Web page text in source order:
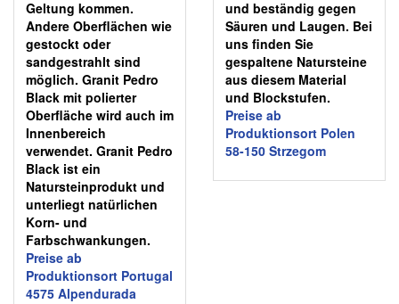
Geltung kommen.
Andere Oberflächen wie
gestockt oder
sandgestrahlt sind
möglich. Granit Pedro
Black mit polierter
Oberfläche wird auch im
Innenbereich
verwendet. Granit Pedro
Black ist ein
Natursteinprodukt und
unterliegt natürlichen
Korn- und
Farbschwankungen.
Preise ab
Produktionsort Portugal
4575 Alpendurada
und beständig gegen
Säuren und Laugen. Bei
uns finden Sie
gespaltene Natursteine
aus diesem Material
und Blockstufen.
Preise ab
Produktionsort Polen
58-150 Strzegom